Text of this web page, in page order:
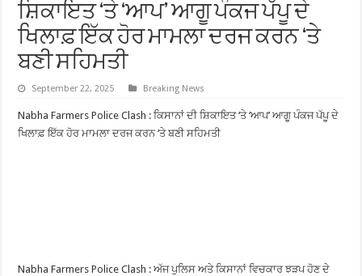
ਸ਼ਿਕਾਇਤ ‘ਤੇ ‘ਆਪ’ ਆਗੂ ਪੰਕਜ ਪੱਪੂ ਦੇ
ਖਿਲਾਫ਼ ਇੱਕ ਹੋਰ ਮਾਮਲਾ ਦਰਜ ਕਰਨ ‘ਤੇ
ਬਣੀ ਸਹਿਮਤੀ
September 22, 2025 Breaking News
Nabha Farmers Police Clash : ਕਿਸਾਨਾਂ ਦੀ ਸ਼ਿਕਾਇਤ ‘ਤੇ ‘ਆਪ’ ਆਗੂ ਪੰਕਜ ਪੱਪੂ ਦੇ
ਖਿਲਾਫ਼ ਇੱਕ ਹੋਰ ਮਾਮਲਾ ਦਰਜ ਕਰਨ ‘ਤੇ ਬਣੀ ਸਹਿਮਤੀ
Nabha Farmers Police Clash : ਅੱਜ ਪੁਲਿਸ ਅਤੇ ਕਿਸਾਨਾਂ ਵਿਚਕਾਰ ਝੜਪ ਹੋਣ ਦੇ